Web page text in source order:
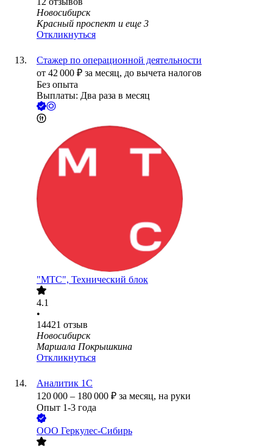
Новосибирск
Красный проспект и еще 3
Откликнуться
Стажер по операционной деятельности
от 42 000 ₽ за месяц, до вычета налогов
Без опыта
Выплаты: Два раза в месяц
"МТС", Технический блок
4.1
•
14421 отзыв
Новосибирск
Маршала Покрышкина
Откликнуться
Аналитик 1С
120 000 – 180 000 ₽ за месяц, на руки
Опыт 1-3 года
ООО Геркулес-Сибирь